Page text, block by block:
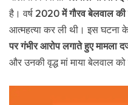
है। वर्ष 2020 में गौरव बेलवाल की
आत्महत्या कर ली थी। इस घटना
पर गंभीर आरोप लगाते हुए मामला
और उनकी वृद्ध मां माया बेलवाल